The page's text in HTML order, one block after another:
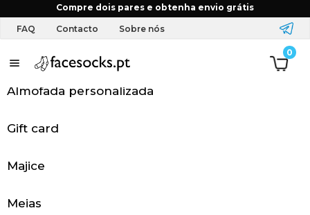
Compre dois pares e obtenha envio grátis
FAQ Contacto Sobre nós
0
FAQ Tenho de cortar a minha imagem?
P
á
Almofada personalizada
Gift card
Majice
Meias